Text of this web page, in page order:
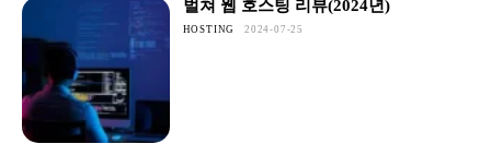
벌쳐 웹 호스팅 리뷰(2024년)
HOSTING 2024-07-25